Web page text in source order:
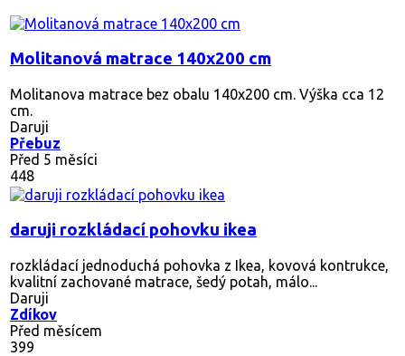
Molitanová matrace 140x200 cm
Molitanova matrace bez obalu 140x200 cm. Výška cca 12
cm.
Daruji
Přebuz
Před 5 měsíci
448
daruji rozkládací pohovku ikea
rozkládací jednoduchá pohovka z Ikea, kovová kontrukce,
kvalitní zachované matrace, šedý potah, málo...
Daruji
Zdíkov
Před měsícem
399